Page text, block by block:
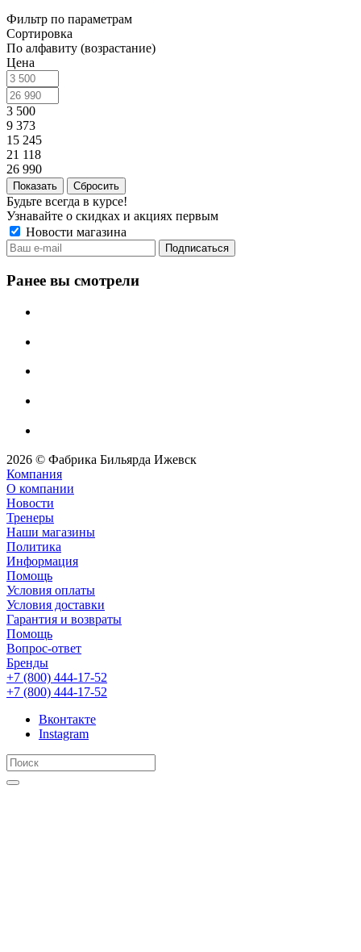
Фильтр по параметрам
Сортировка
По алфавиту (возрастание)
Цена
3 500
9 373
15 245
21 118
26 990
Сбросить
Будьте всегда в курсе!
Узнавайте о скидках и акциях первым
Новости магазина
Ранее вы смотрели
2026 © Фабрика Бильярда Ижевск
Компания
О компании
Новости
Тренеры
Наши магазины
Политика
Информация
Помощь
Условия оплаты
Условия доставки
Гарантия и возвраты
Помощь
Вопрос-ответ
Бренды
+7 (800) 444-17-52
+7 (800) 444-17-52
Вконтакте
Instagram